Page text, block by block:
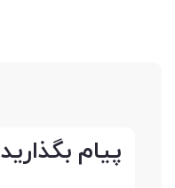
پیام بگذارید